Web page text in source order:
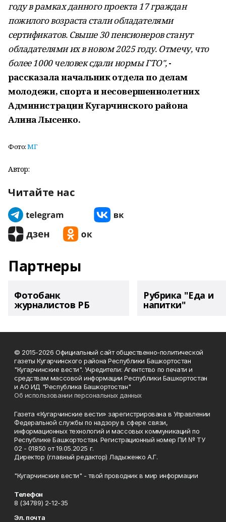
году в рамках данного проекта 17 граждан
пожилого возраста стали обладателями
сертификатов. Свыше 30 пенсионеров станут
обладателями их в новом 2025 году. Отмечу, что
более 1000 человек сдали нормы ГТО",-
рассказала начальник отдела по делам
молодежи, спорта и несовершеннолетних
Администрации Кугарчинского района
Алина Лысенко.
Фото:МГ
Автор:
Читайте нас
Партнеры
Фотобанк
журналистов РБ
Рубрика "Еда и
напитки"
© 2015-2026 Официальный сайт общественно-политической
газеты Кугарчинского района Республики Башкортостан
"Кугарчинские вести". Учредители: Агентство по печати и
средствам массовой информации Республики Башкортостан
и АО ИД "Республика Башкортостан"
Об использовании персональных данных
Газета «Кугарчинские вести» зарегистрирована в Управлении
Федеральной службы по надзору в сфере связи,
информационных технологий и массовых коммуникаций по
Республике Башкортостан. Регистрационный номер ПИ № ТУ
02 - 01850 от 19.05.2025 г.
Директор (главный редактор) Ладыженко А.Г.
"Кугарчинские вести" - твой проводник в мир информации
Телефон
8 (34789) 2-12-35
Эл. почта